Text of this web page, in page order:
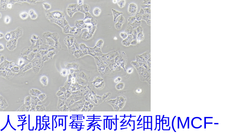
人乳腺阿霉素耐药细胞(MCF-